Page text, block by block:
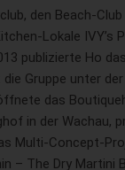
den Beach-
Lokale IVY’s
publizierte Ho
Gruppe unter der
das
in der Wachau,
Multi-Concept-
– The Dry Martini